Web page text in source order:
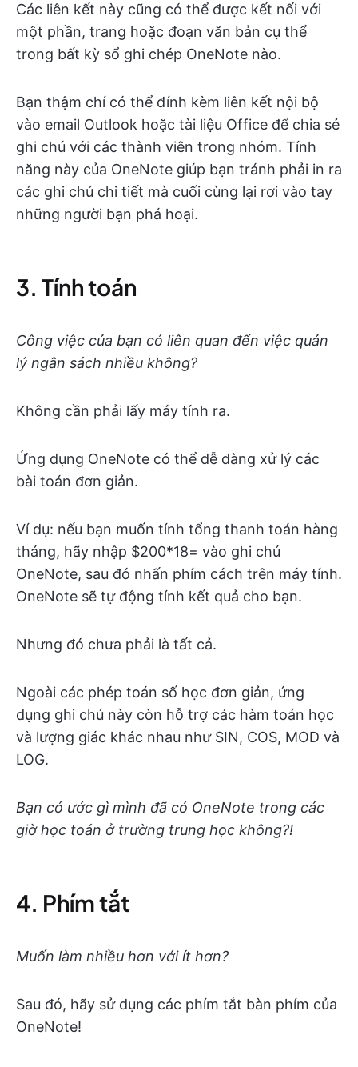
Các liên kết này cũng có thể được kết nối với
một phần, trang hoặc đoạn văn bản cụ thể
trong bất kỳ sổ ghi chép OneNote nào.
Bạn thậm chí có thể đính kèm liên kết nội bộ
vào email Outlook hoặc tài liệu Office để chia sẻ
ghi chú với các thành viên trong nhóm. Tính
năng này của OneNote giúp bạn tránh phải in ra
các ghi chú chi tiết mà cuối cùng lại rơi vào tay
những người bạn phá hoại.
3. Tính toán
Công việc của bạn có liên quan đến việc quản
lý ngân sách nhiều không?
Không cần phải lấy máy tính ra.
Ứng dụng OneNote có thể dễ dàng xử lý các
bài toán đơn giản.
Ví dụ: nếu bạn muốn tính tổng thanh toán hàng
tháng, hãy nhập $200*18= vào ghi chú
OneNote, sau đó nhấn phím cách trên máy tính.
OneNote sẽ tự động tính kết quả cho bạn.
Nhưng đó chưa phải là tất cả.
Ngoài các phép toán số học đơn giản, ứng
dụng ghi chú này còn hỗ trợ các hàm toán học
và lượng giác khác nhau như SIN, COS, MOD và
LOG.
Bạn có ước gì mình đã có OneNote trong các
giờ học toán ở trường trung học không?!
4. Phím tắt
Muốn làm nhiều hơn với ít hơn?
Sau đó, hãy sử dụng các phím tắt bàn phím của
OneNote!